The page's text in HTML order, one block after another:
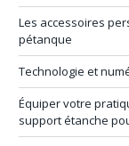
Les accessoires
pétanque
Technologie et
Équiper votre
support étanche